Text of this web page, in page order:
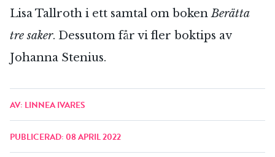
Lisa Tallroth i ett samtal om bokenBerätta
tre saker. Dessutom får vi fler boktips av
Johanna Stenius.
AV: LINNEA IVARES
PUBLICERAD: 08 APRIL 2022